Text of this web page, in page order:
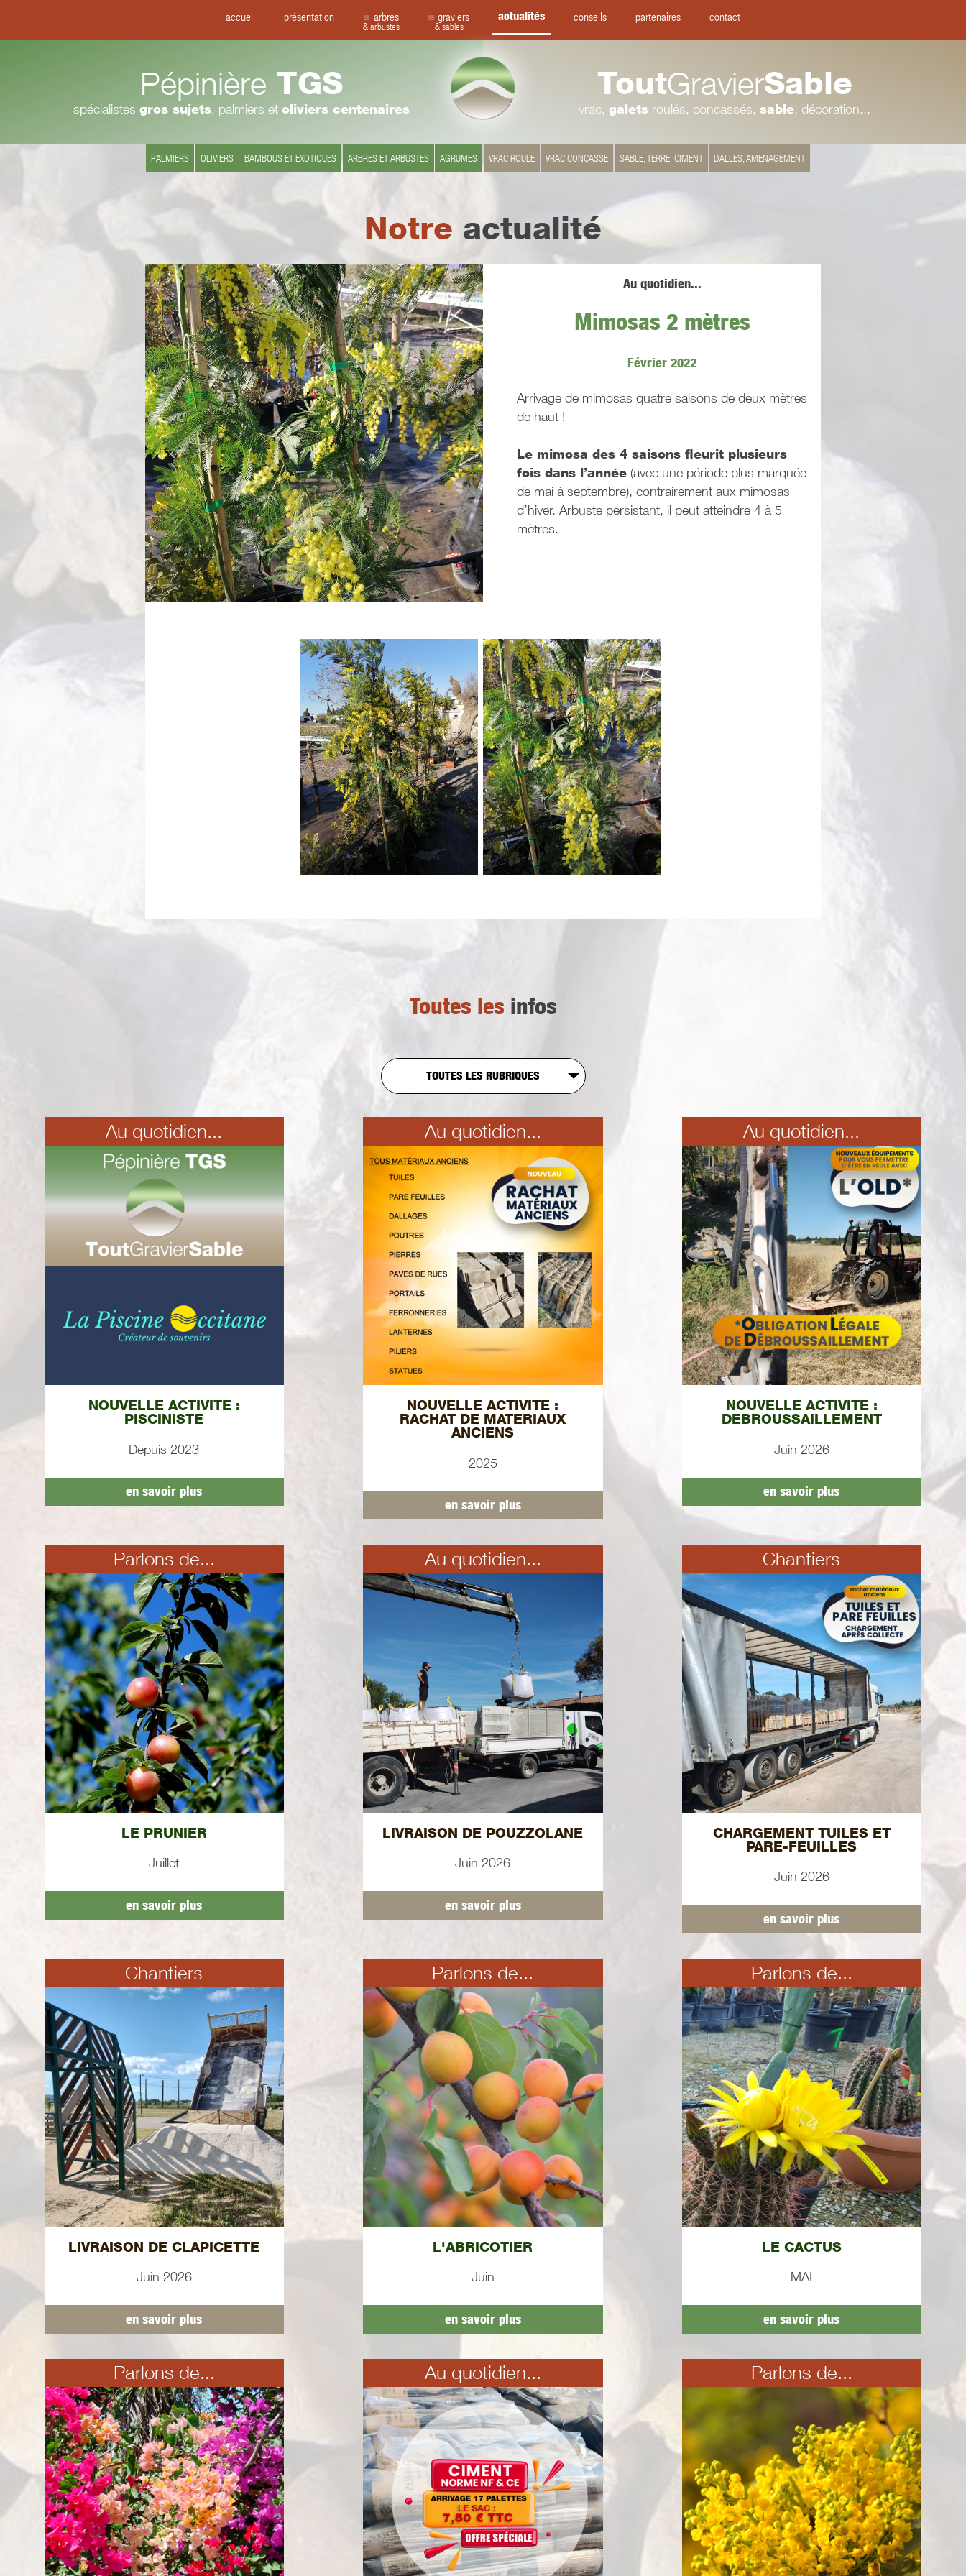
accueil présentation arbres
& arbustes
graviers
& sables
actualités conseils partenaires contact
Pépinière TGS
spécialistes gros sujets, palmiers et oliviers centenaires
ToutGravierSable
vrac, galets roulés, concassés, sable, décoration...
PALMIERS OLIVIERS BAMBOUS ET EXOTIQUES ARBRES ET ARBUSTES AGRUMES VRAC ROULE VRAC CONCASSE SABLE, TERRE, CIMENT DALLES, AMENAGEMENT
Notre actualité
Au quotidien...
Mimosas 2 mètres
Février 2022
Arrivage de mimosas quatre saisons de deux mètres
de haut !
Le mimosa des 4 saisons fleurit plusieurs
fois dans l’année (avec une période plus marquée
de mai à septembre), contrairement aux mimosas
d’hiver. Arbuste persistant, il peut atteindre 4 à 5
mètres.
Toutes les infos
TOUTES LES RUBRIQUES
Au quotidien...
NOUVELLE ACTIVITE :
PISCINISTE
Depuis 2023
en savoir plus
Au quotidien...
NOUVELLE ACTIVITE :
RACHAT DE MATERIAUX
ANCIENS
2025
en savoir plus
Au quotidien...
NOUVELLE ACTIVITE :
DEBROUSSAILLEMENT
Juin 2026
en savoir plus
Parlons de...
LE PRUNIER
Juillet
en savoir plus
Au quotidien...
LIVRAISON DE POUZZOLANE
Juin 2026
en savoir plus
Chantiers
CHARGEMENT TUILES ET
PARE-FEUILLES
Juin 2026
en savoir plus
Chantiers
LIVRAISON DE CLAPICETTE
Juin 2026
en savoir plus
Parlons de...
L'ABRICOTIER
Juin
en savoir plus
Parlons de...
LE CACTUS
MAI
en savoir plus
Parlons de... Au quotidien... Parlons de...